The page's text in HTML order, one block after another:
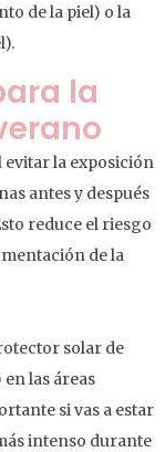
de la piel) o la
la
evitar la exposición
antes y después
reduce el riesgo
de la
solar de
las áreas
si vas a estar
intenso durante